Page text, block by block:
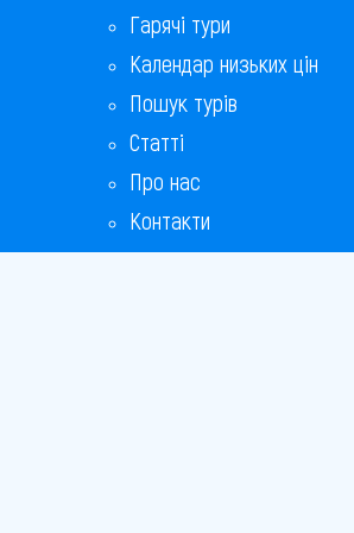
Гарячі тури
Календар низьких цін
Пошук турів
Статті
Про нас
Контакти
Бонусна програма